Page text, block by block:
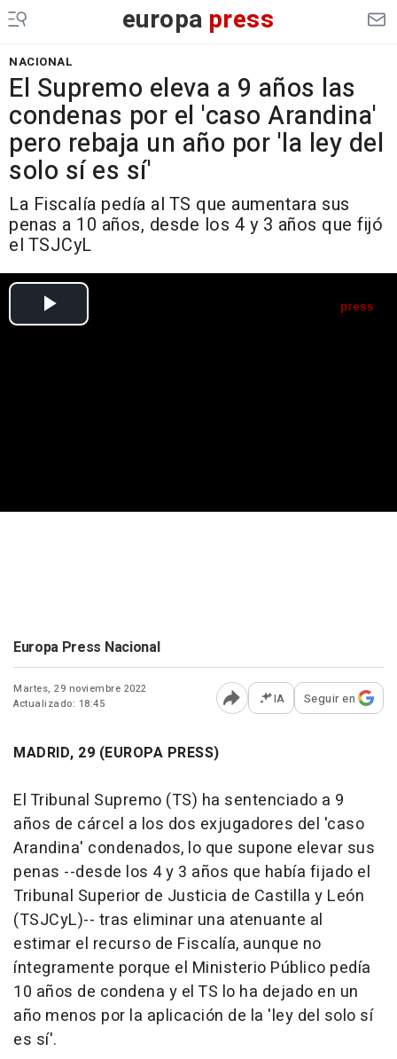
europa press
NACIONAL
El Supremo eleva a 9 años las
condenas por el 'caso Arandina'
pero rebaja un año por 'la ley del
solo sí es sí'
La Fiscalía pedía al TS que aumentara sus
penas a 10 años, desde los 4 y 3 años que fijó
el TSJCyL
Europa Press Nacional
Martes, 29 noviembre 2022
Actualizado: 18:45
Abrir opciones para
IA Seguir en
MADRID, 29 (EUROPA PRESS)
El Tribunal Supremo (TS) ha sentenciado a 9
años de cárcel a los dos exjugadores del 'caso
Arandina' condenados, lo que supone elevar sus
penas --desde los 4 y 3 años que había fijado el
Tribunal Superior de Justicia de Castilla y León
(TSJCyL)-- tras eliminar una atenuante al
estimar el recurso de Fiscalía, aunque no
íntegramente porque el Ministerio Público pedía
10 años de condena y el TS lo ha dejado en un
año menos por la aplicación de la 'ley del solo sí
es sí'.